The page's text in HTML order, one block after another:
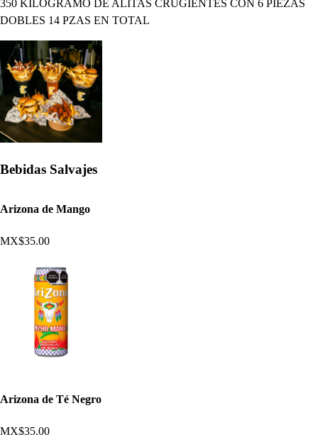
350 KILOGRAMO DE ALITAS CRUGIENTES CON 6 PIEZAS
DOBLES 14 PZAS EN TOTAL
Bebidas Salvajes
Arizona de Mango
MX$35.00
Arizona de Té Negro
MX$35.00